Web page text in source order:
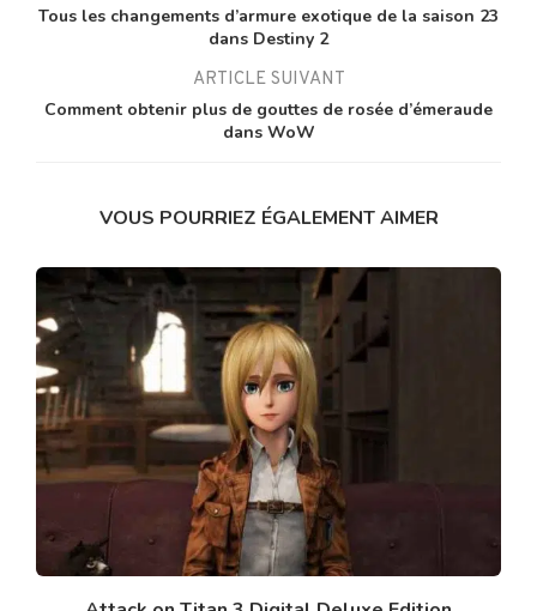
Tous les changements d’armure exotique de la saison 23
dans Destiny 2
ARTICLE SUIVANT
Comment obtenir plus de gouttes de rosée d’émeraude
dans WoW
VOUS POURRIEZ ÉGALEMENT AIMER